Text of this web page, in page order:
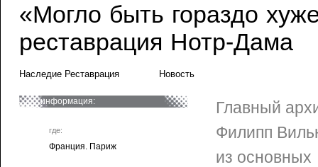
«Могло быть гораздо
реставрация Нотр-Дама
Наследие Реставрация Новость
информация:
где:
Франция. Париж
Главный
Филипп
из основных